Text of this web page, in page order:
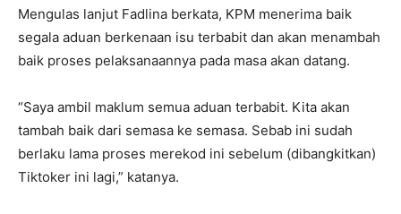
Mengulas lanjut Fadlina berkata, KPM menerima baik
segala aduan berkenaan isu terbabit dan akan menambah
baik proses pelaksanaannya pada masa akan datang.
“Saya ambil maklum semua aduan terbabit. Kita akan
tambah baik dari semasa ke semasa. Sebab ini sudah
berlaku lama proses merekod ini sebelum (dibangkitkan)
Tiktoker ini lagi,” katanya.